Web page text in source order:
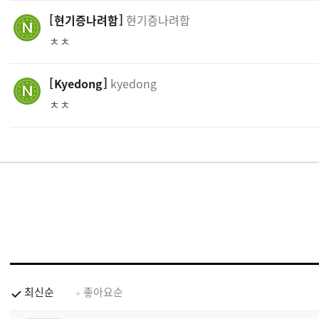
현기증나려함 현기증나려함
ㅊㅊ
Kyedong kyedong
ㅊㅊ
최신순 좋아요순